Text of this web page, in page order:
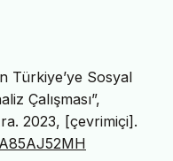
Türkiye’ye Sosyal
Çalışması”,
2023, [çevrimiçi].